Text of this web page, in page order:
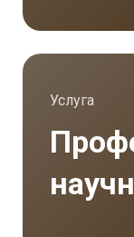
Услуга